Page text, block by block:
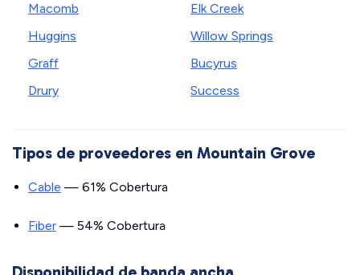
Macomb
Huggins
Graff
Drury
Elk Creek
Willow Springs
Bucyrus
Success
Tipos de proveedores en Mountain Grove
Cable — 61% Cobertura
Fiber — 54% Cobertura